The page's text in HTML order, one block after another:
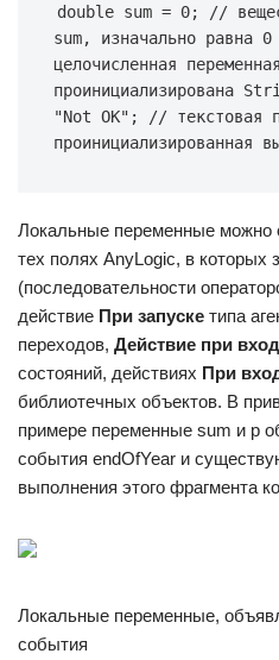
double sum = 0; //
sum, изначально
целочисленная
проинициализирована
"Not OK"; // текстовая
проинициализированная
Локальные переменные можно
тех полях AnyLogic, в которых
(последовательности
действие При запуске типа
переходов, Действие при
состояний, действиях При
библиотечных объектов. В
примере переменные sum и p
события endOfYear и
выполнения этого фрагмента
Локальные переменные,
события